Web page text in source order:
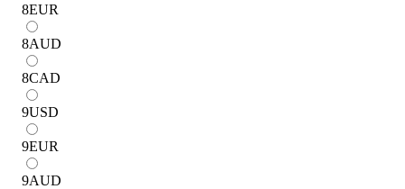
8EUR
8AUD
8CAD
9USD
9EUR
9AUD